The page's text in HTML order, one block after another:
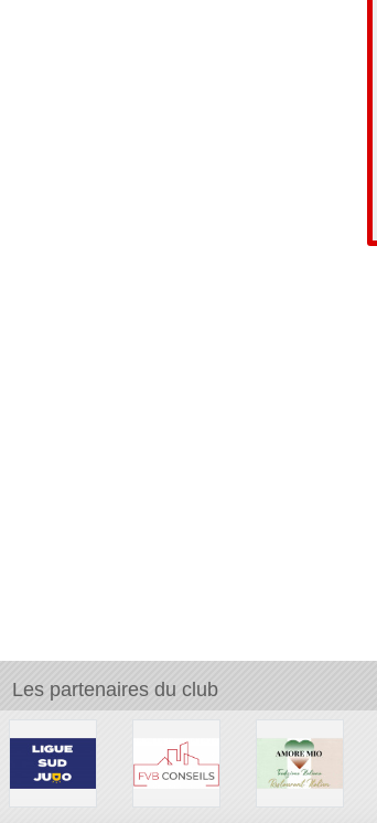
Les partenaires du club